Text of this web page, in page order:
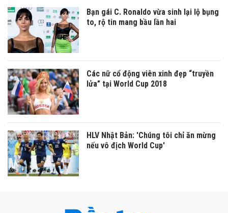
Bạn gái C. Ronaldo vừa sinh lại lộ bụng
to, rộ tin mang bầu lần hai
Các nữ cổ động viên xinh đẹp “truyền
lửa” tại World Cup 2018
HLV Nhật Bản: 'Chúng tôi chỉ ăn mừng
nếu vô địch World Cup'